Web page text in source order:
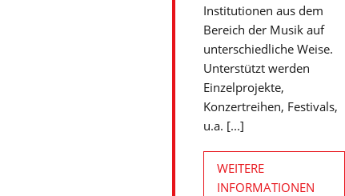
Institutionen aus dem
Bereich der Musik auf
unterschiedliche Weise.
Unterstützt werden
Einzelprojekte,
Konzertreihen, Festivals,
u.a. [...]
WEITERE
INFORMATIONEN